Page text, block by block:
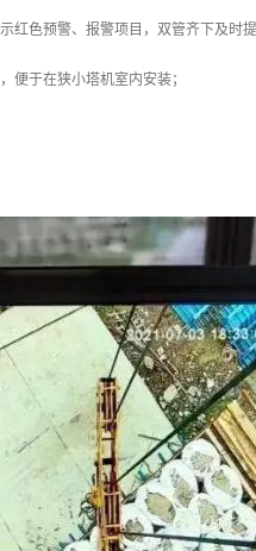
色预警、报警项目，双管齐下及时提
便于在狭小塔机室内安装；